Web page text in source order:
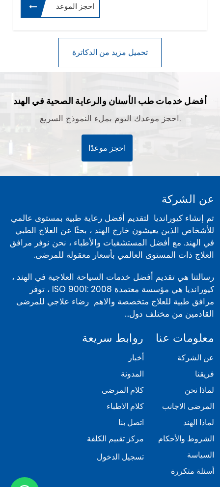
احجز الموعد
أفضل خدمات طب الأسنان والرعاية الصحية في الهند
احجز موعدك اليوم بملء النموذج السريع.
احجز موعدًا
عن الشركة
تم إنشاء كيورانديا لتقديم أفضل رعاية طبية بمستوى عالمي
للأشخاص الذين يعيشون خارج الهند ، بحثًا عن العلاج الطبي
في الهند. مع أفضل المستشفيات والأطباء ، نحن نوفر مرافق
العلاج ذات المستوى العالمي بأسعار معقولة للمرضى.
رسالتنا هي تقديم أفضل خدمات السياحة العلاجية في الهند ،
كيورانديا هي مؤسسة معتمدة ISO 9001: 2008 ، توفر
مرافق طبية للعلاج متخصصة والاهم رضاء علاجي للمرضى
القادمين من مختلف دول...
معلومات عنا
عن الشركة
فريقنا
لماذا نحن
المرضى الاجانب
لماذا الهند
الشروط والأحكام
السياسة
أسئلة متكررة
روابط سريعة
أخبار
المدونة
كلام المرضى
كلام الاطباء
اتصل بنا
مركز تقييم الكلفة
تسجيل الدخول